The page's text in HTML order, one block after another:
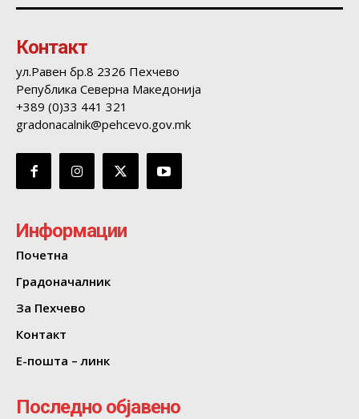
Контакт
ул.Равен бр.8 2326 Пехчево
Република Северна Македонија
+389 (0)33 441 321
gradonacalnik@pehcevo.gov.mk
Информации
Почетна
Градоначалник
За Пехчево
Контакт
Е-пошта – линк
Последно објавено